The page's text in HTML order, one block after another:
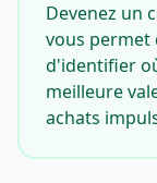
Devenez un
vous permet
d'identifier
meilleure
achats